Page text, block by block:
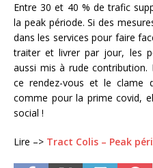
Entre 30 et 40 % de trafic
la peak période. Si des
dans les services pour faire
traiter et livrer par jour, les
aussi mis à rude
ce rendez-vous et le clame
comme pour la prime covid,
social !
Lire –> Tract Colis – Peak